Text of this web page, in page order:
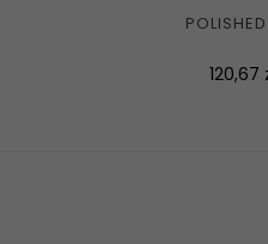
Cena
120,67